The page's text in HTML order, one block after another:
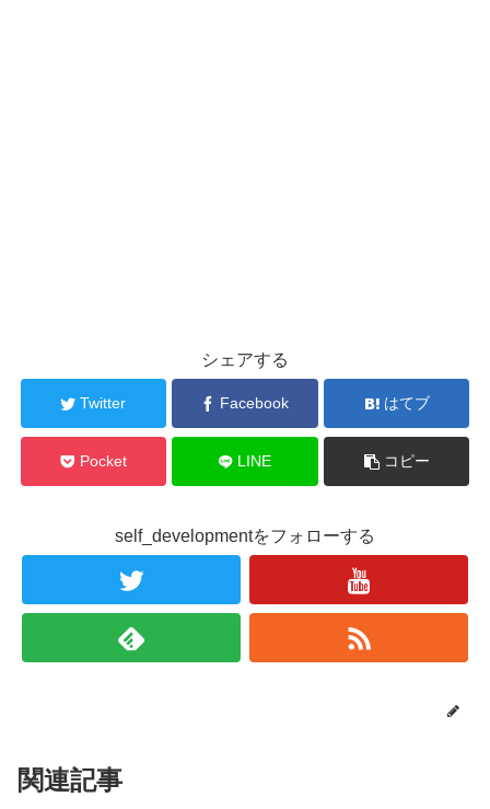
シェアする
Twitter Facebook はてブ
Pocket LINE コピー
self_developmentをフォローする
関連記事